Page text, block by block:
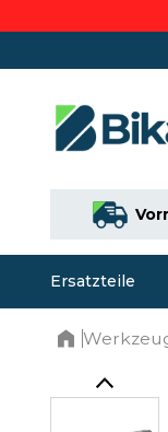
Ersatzteile